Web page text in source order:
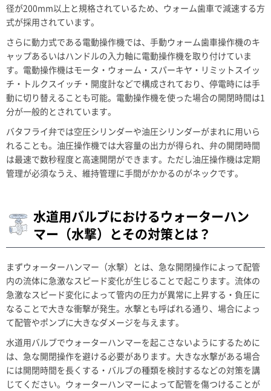
径が200mm以上と規格されているため、ウォーム歯車で減速する方
式が採用されています。
さらに動力式である電動操作機では、手動ウォーム歯車操作機のキ
ャップあるいはハンドルの入力軸に電動操作機を取り付けていま
す。電動操作機はモータ・ウォーム・スパーキヤ・リミットスイッ
チ・トルクスイッチ・開度計などで構成されており、停電時には手
動に切り替えることも可能。電動操作機を使った場合の開閉時間は1
分が一般的とされています。
バタフライ弁では空圧シリンダーや油圧シリンダーがまれに用いら
れることも。油圧操作機では大容量の出力が得られ、弁の開閉時間
は最速で数秒程度と高速開閉ができます。ただし油圧操作機は定期
管理が必須なうえ、維持管理に手間がかかるのがネックです。
水道用バルブにおけるウォーターハン
マー（水撃）とその対策とは？
まずウォーターハンマー（水撃）とは、急な開閉操作によって配管
内の流体に急激なスピード変化が生じることで起こります。流体の
急激なスピード変化によって管内の圧力が異常に上昇する・負圧に
なることで大きな衝撃が発生。水撃とも呼ばれる通り、場合によっ
て配管やポンプに大きなダメージを与えます。
水道用バルブでウォーターハンマーを起こさないようにするために
は、急な開閉操作を避ける必要があります。大きな水撃がある場合
には開閉時間を長くする・バルブの種類を検討するなどの対策を講
じてください。ウォーターハンマーによって配管を傷つけることが